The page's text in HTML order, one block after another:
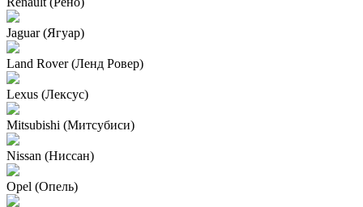
Jaguar (Ягуар)
Land Rover (Ленд Ровер)
Lexus (Лексус)
Mitsubishi (Митсубиси)
Nissan (Ниссан)
Opel (Опель)